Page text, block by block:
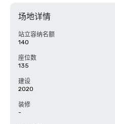
场地详情
站立容纳名额
140
座位数
135
建设
2020
装修
-